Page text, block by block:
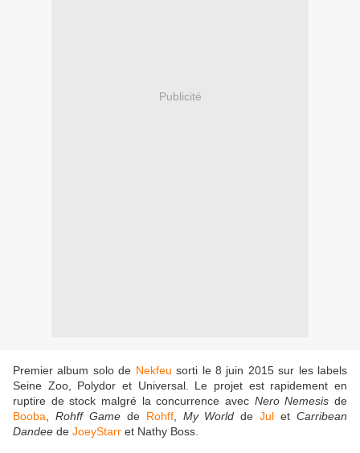
Publicité
Premier album solo de Nekfeu sorti le 8 juin 2015 sur les labels
Seine Zoo, Polydor et Universal. Le projet est rapidement en
ruptire de stock malgré la concurrence avec Nero Nemesis de
Booba
Rohff Gamede Rohff, My World deJul etCarribean
Dandee de JoeyStarr et Nathy Boss.